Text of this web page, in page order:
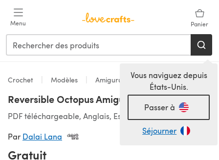
Menu Panier
Vous naviguez depuis
États-Unis.
Passer à
Séjourner
Crochet Modèles Amigurumi
Reversible Octopus Amigurumi
PDF téléchargeable, Anglais, Espagnol
Par Dalai Lana
Gratuit